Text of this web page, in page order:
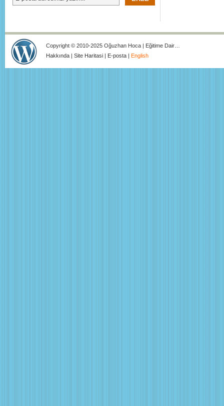
Copyright © 2010-2025 Oğuzhan Hoca | Eğitime Dair…
Hakkında | Site Haritasi | E-posta | English